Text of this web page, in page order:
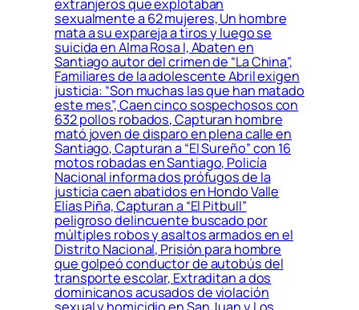
extranjeros que explotaban
sexualmente a 62 mujeres, Un hombre
mata a su expareja a tiros y luego se
suicida en Alma Rosa I, Abaten en
Santiago autor del crimen de “La China”,
Familiares de la adolescente Abril exigen
justicia: “Son muchas las que han matado
este mes”, Caen cinco sospechosos con
632 pollos robados, Capturan hombre
mató joven de disparo en plena calle en
Santiago, Capturan a “El Sureño” con 16
motos robadas en Santiago, Policía
Nacional informa dos prófugos de la
justicia caen abatidos en Hondo Valle
Elías Piña, Capturan a “El Pitbull”
peligroso delincuente buscado por
múltiples robos y asaltos armados en el
Distrito Nacional, Prisión para hombre
que golpeó conductor de autobús del
transporte escolar, Extraditan a dos
dominicanos acusados de violación